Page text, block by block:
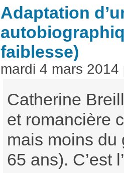
Adaptation
faiblesse)
mardi 4 mars 2014
Catherine
et romancière
mais moins du
65 ans). C’est